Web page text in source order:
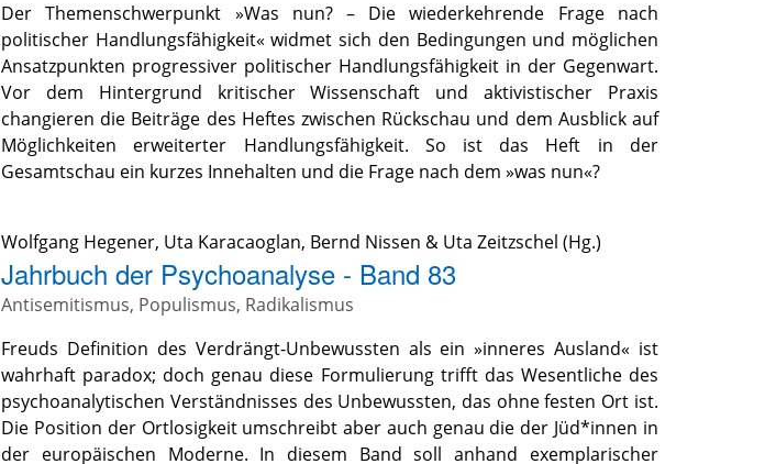
Der Themenschwerpunkt »Was nun? – Die wiederkehrende Frage nach
politischer Handlungsfähigkeit« widmet sich den Bedingungen und möglichen
Ansatzpunkten progressiver politischer Handlungsfähigkeit in der Gegenwart.
Vor dem Hintergrund kritischer Wissenschaft und aktivistischer Praxis
changieren die Beiträge des Heftes zwischen Rückschau und dem Ausblick auf
Möglichkeiten erweiterter Handlungsfähigkeit. So ist das Heft in der
Gesamtschau ein kurzes Innehalten und die Frage nach dem »was nun«?
Wolfgang Hegener, Uta Karacaoglan, Bernd Nissen & Uta Zeitzschel (Hg.)
Jahrbuch der Psychoanalyse - Band 83
Antisemitismus, Populismus, Radikalismus
Freuds Definition des Verdrängt-Unbewussten als ein »inneres Ausland« ist
wahrhaft paradox; doch genau diese Formulierung trifft das Wesentliche des
psychoanalytischen Verständnisses des Unbewussten, das ohne festen Ort ist.
Die Position der Ortlosigkeit umschreibt aber auch genau die der Jüd*innen in
der europäischen Moderne. In diesem Band soll anhand exemplarischer